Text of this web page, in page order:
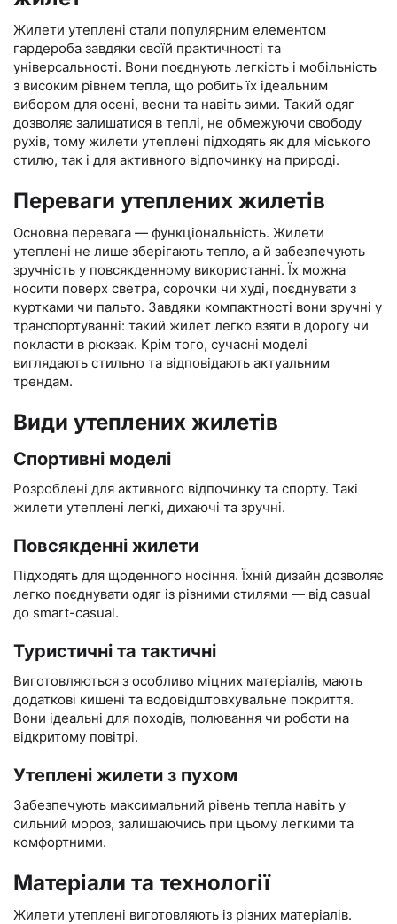
Жилети утеплені стали популярним елементом
гардероба завдяки своїй практичності та
універсальності. Вони поєднують легкість і мобільність
з високим рівнем тепла, що робить їх ідеальним
вибором для осені, весни та навіть зими. Такий одяг
дозволяє залишатися в теплі, не обмежуючи свободу
рухів, тому жилети утеплені підходять як для міського
стилю, так і для активного відпочинку на природі.
Переваги утеплених жилетів
Основна перевага — функціональність. Жилети
утеплені не лише зберігають тепло, а й забезпечують
зручність у повсякденному використанні. Їх можна
носити поверх светра, сорочки чи худі, поєднувати з
куртками чи пальто. Завдяки компактності вони зручні у
транспортуванні: такий жилет легко взяти в дорогу чи
покласти в рюкзак. Крім того, сучасні моделі
виглядають стильно та відповідають актуальним
трендам.
Види утеплених жилетів
Спортивні моделі
Розроблені для активного відпочинку та спорту. Такі
жилети утеплені легкі, дихаючі та зручні.
Повсякденні жилети
Підходять для щоденного носіння. Їхній дизайн дозволяє
легко поєднувати одяг із різними стилями — від casual
до smart-casual.
Туристичні та тактичні
Виготовляються з особливо міцних матеріалів, мають
додаткові кишені та водовідштовхувальне покриття.
Вони ідеальні для походів, полювання чи роботи на
відкритому повітрі.
Утеплені жилети з пухом
Забезпечують максимальний рівень тепла навіть у
сильний мороз, залишаючись при цьому легкими та
комфортними.
Матеріали та технології
Жилети утеплені виготовляють із різних матеріалів.